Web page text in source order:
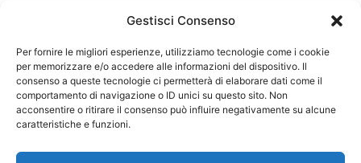
Gestisci Consenso
Per fornire le migliori esperienze, utilizziamo tecnologie come i cookie
per memorizzare e/o accedere alle informazioni del dispositivo. Il
consenso a queste tecnologie ci permetterà di elaborare dati come il
comportamento di navigazione o ID unici su questo sito. Non
acconsentire o ritirare il consenso può influire negativamente su alcune
caratteristiche e funzioni.
Federazione Nazionale Degli Ordini dei Biologi:
codice fiscale 80069130583
Responsabile sito internet www.fnob.it: Vincenzo